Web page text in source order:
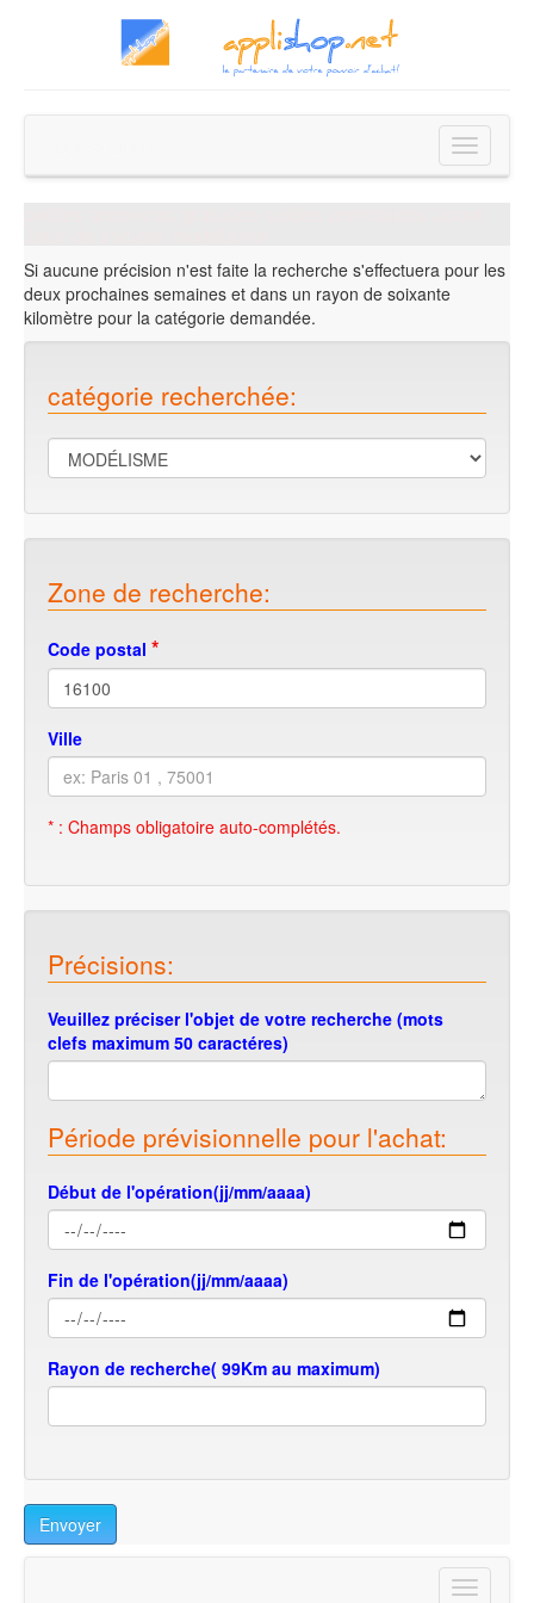
Toggle
Si aucune précision n'est faite la recherche s'effectuera pour les
deux prochaines semaines et dans un rayon de soixante
kilomètre pour la catégorie demandée.
catégorie recherchée:
Zone de recherche:
Code postal *
Ville
* : Champs obligatoire auto-complétés.
Précisions:
Veuillez préciser l'objet de votre recherche (mots
clefs maximum 50 caractéres)
Période prévisionnelle pour l'achat:
Début de l'opération(jj/mm/aaaa)
Fin de l'opération(jj/mm/aaaa)
Rayon de recherche( 99Km au maximum)
Envoyer
Toggle